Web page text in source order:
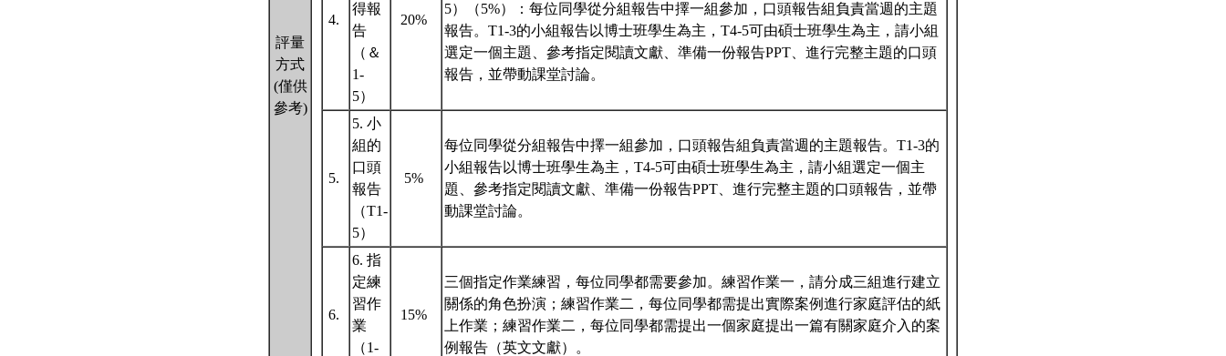
評量
方式
(僅供
參考)
4.
得報
告
（＆
1-
5）
20%
5）（5%）：每位同學從分組報告中擇一組參加，口頭報告組負責當週的主題
報告。T1-3的小組報告以博士班學生為主，T4-5可由碩士班學生為主，請小組
選定一個主題、參考指定閱讀文獻、準備一份報告PPT、進行完整主題的口頭
報告，並帶動課堂討論。
5.
5. 小
組的
口頭
報告
（T1-
5）
5%
每位同學從分組報告中擇一組參加，口頭報告組負責當週的主題報告。T1-3的
小組報告以博士班學生為主，T4-5可由碩士班學生為主，請小組選定一個主
題、參考指定閱讀文獻、準備一份報告PPT、進行完整主題的口頭報告，並帶
動課堂討論。
6.
6. 指
定練
習作
業
（1-
15%
三個指定作業練習，每位同學都需要參加。練習作業一，請分成三組進行建立
關係的角色扮演；練習作業二，每位同學都需提出實際案例進行家庭評估的紙
上作業；練習作業二，每位同學都需提出一個家庭提出一篇有關家庭介入的案
例報告（英文文獻）。